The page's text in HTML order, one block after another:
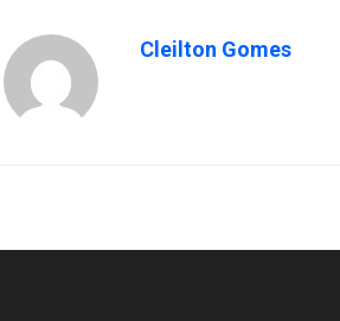
Cleilton Gomes